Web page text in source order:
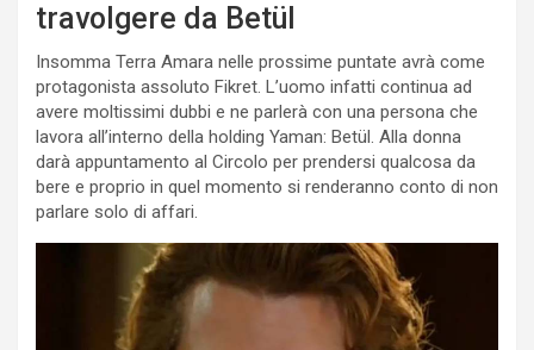
travolgere da Betül
Insomma Terra Amara nelle prossime puntate avrà come
protagonista assoluto Fikret. L’uomo infatti continua ad
avere moltissimi dubbi e ne parlerà con una persona che
lavora all’interno della holding Yaman: Betül. Alla donna
darà appuntamento al Circolo per prendersi qualcosa da
bere e proprio in quel momento si renderanno conto di non
parlare solo di affari.